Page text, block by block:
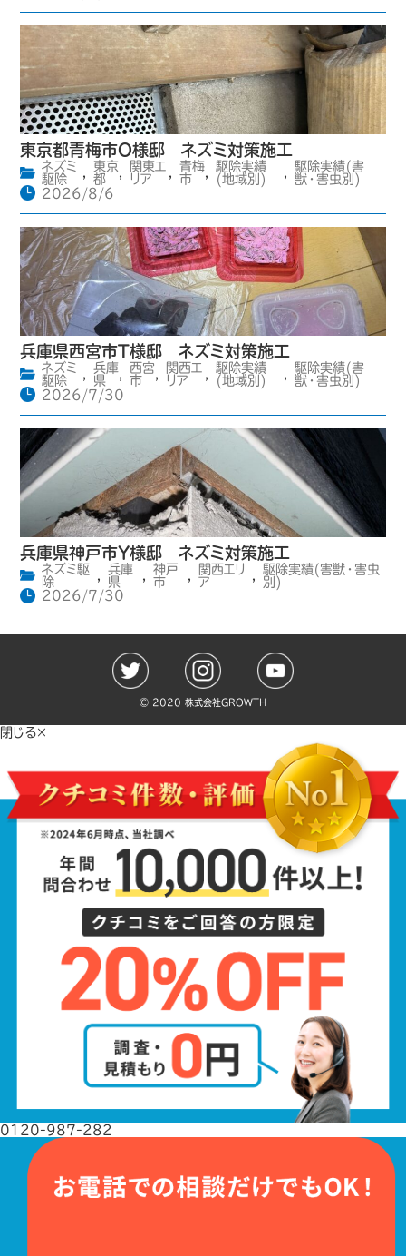
東京都青梅市O様邸 ネズミ対策施工
ネズミ
駆除
,
東京
都
,
関東エ
リア
,
青梅
市
,
駆除実績
(地域別)
,
駆除実績(害
獣・害虫別)
2026/8/6
兵庫県西宮市T様邸 ネズミ対策施工
ネズミ
駆除
,
兵庫
県
,
西宮
市
,
関西エ
リア
,
駆除実績
(地域別)
,
駆除実績(害
獣・害虫別)
2026/7/30
兵庫県神戸市Y様邸 ネズミ対策施工
ネズミ駆
除
,
兵庫
県
,
神戸
市
,
関西エリ
ア
,
駆除実績(害獣・害虫
別)
2026/7/30
©️ 2020 株式会社GROWTH
閉じる×
0120-987-282